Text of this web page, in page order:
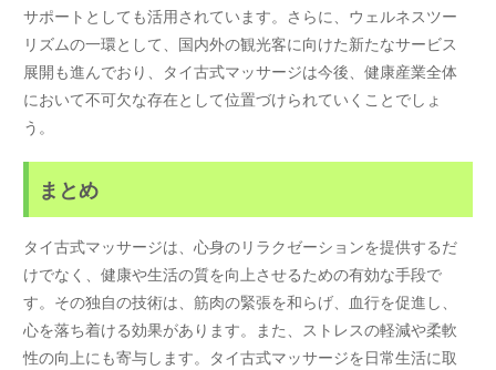
サポートとしても活用されています。さらに、ウェルネスツー
リズムの一環として、国内外の観光客に向けた新たなサービス
展開も進んでおり、タイ古式マッサージは今後、健康産業全体
において不可欠な存在として位置づけられていくことでしょ
う。
まとめ
タイ古式マッサージは、心身のリラクゼーションを提供するだ
けでなく、健康や生活の質を向上させるための有効な手段で
す。その独自の技術は、筋肉の緊張を和らげ、血行を促進し、
心を落ち着ける効果があります。また、ストレスの軽減や柔軟
性の向上にも寄与します。タイ古式マッサージを日常生活に取